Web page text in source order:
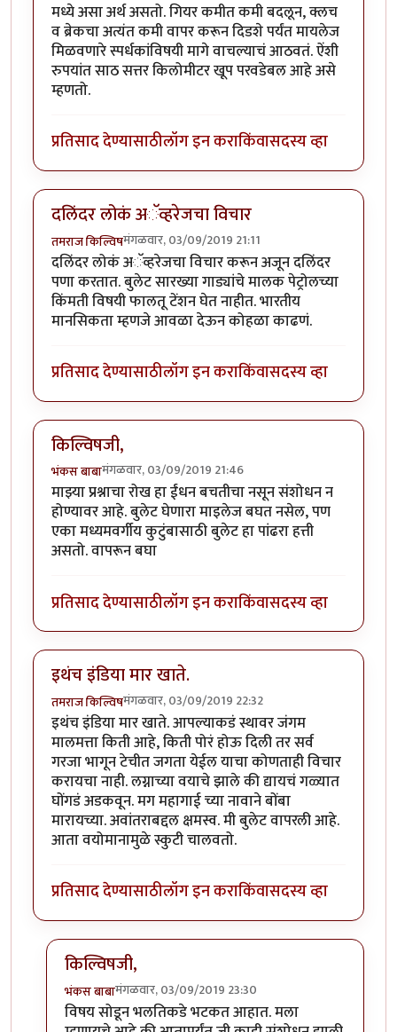
मध्ये असा अर्थ असतो. गियर कमीत कमी बदलून, क्लच
व ब्रेकचा अत्यंत कमी वापर करून दिडशे पर्यंत मायलेज
मिळवणारे स्पर्धकांविषयी मागे वाचल्याचं आठवतं. ऐंशी
रुपयांत साठ सत्तर किलोमीटर खूप परवडेबल आहे असे
म्हणतो.
प्रतिसाद देण्यासाठीलॉग इन कराकिंवासदस्य व्हा
दलिंदर लोकं अॅव्हरेजचा विचार
तमराज किल्विषमंगळवार, 03/09/2019 21:11
दलिंदर लोकं अॅव्हरेजचा विचार करून अजून दलिंदर
पणा करतात. बुलेट सारख्या गाड्यांचे मालक पेट्रोलच्या
किंमती विषयी फालतू टेंशन घेत नाहीत. भारतीय
मानसिकता म्हणजे आवळा देऊन कोहळा काढणं.
प्रतिसाद देण्यासाठीलॉग इन कराकिंवासदस्य व्हा
किल्विषजी,
भंकस बाबामंगळवार, 03/09/2019 21:46
माझ्या प्रश्नाचा रोख हा ईंधन बचतीचा नसून संशोधन न
होण्यावर आहे. बुलेट घेणारा माइलेज बघत नसेल, पण
एका मध्यमवर्गीय कुटुंबासाठी बुलेट हा पांढरा हत्ती
असतो. वापरून बघा
प्रतिसाद देण्यासाठीलॉग इन कराकिंवासदस्य व्हा
इथंच इंडिया मार खाते.
तमराज किल्विषमंगळवार, 03/09/2019 22:32
इथंच इंडिया मार खाते. आपल्याकडं स्थावर जंगम
मालमत्ता किती आहे, किती पोरं होऊ दिली तर सर्व
गरजा भागून टेचीत जगता येईल याचा कोणताही विचार
करायचा नाही.‌ लग्नाच्या वयाचे झाले की द्यायचं गळ्यात
घोंगडं अडकवून. मग महागाई च्या नावाने बोंबा
मारायच्या. अवांतराबद्दल क्षमस्व. मी बुलेट वापरली आहे.
आता वयोमानामुळे स्कुटी चालवतो.
प्रतिसाद देण्यासाठीलॉग इन कराकिंवासदस्य व्हा
किल्विषजी,
भंकस बाबामंगळवार, 03/09/2019 23:30
In reply toइथंच इंडिया मार खाते.byतमराज किल्विष
विषय सोडून भलतिकडे भटकत आहात. मला